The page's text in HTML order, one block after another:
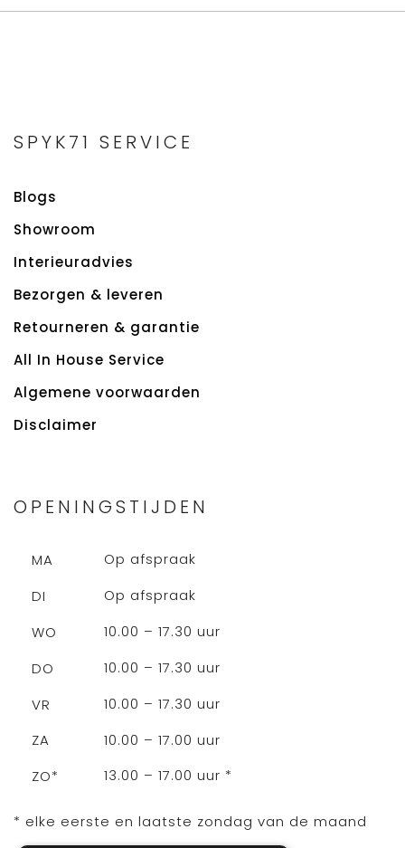
SPYK71 SERVICE
Blogs
Showroom
Interieuradvies
Bezorgen & leveren
Retourneren & garantie
All In House Service
Algemene voorwaarden
Disclaimer
OPENINGSTIJDEN
MA
Op afspraak
DI
Op afspraak
WO
10.00 – 17.30 uur
DO
10.00 – 17.30 uur
VR
10.00 – 17.30 uur
ZA
10.00 – 17.00 uur
ZO*
13.00 – 17.00 uur *
* elke eerste en laatste zondag van de maand